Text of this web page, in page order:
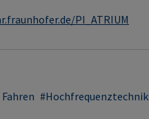
PI_ATRIUM
Hochfrequenztechnik